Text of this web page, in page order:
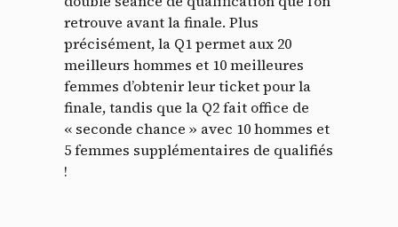
retrouve avant la finale. Plus
précisément, la Q1 permet aux 20
meilleurs hommes et 10 meilleures
femmes d’obtenir leur ticket pour la
finale, tandis que la Q2 fait office de
« seconde chance » avec 10 hommes et
5 femmes supplémentaires de qualifiés
!